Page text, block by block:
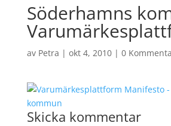
Söderhamns
av Petra | okt 4, 2010| 0
Skicka kommentar